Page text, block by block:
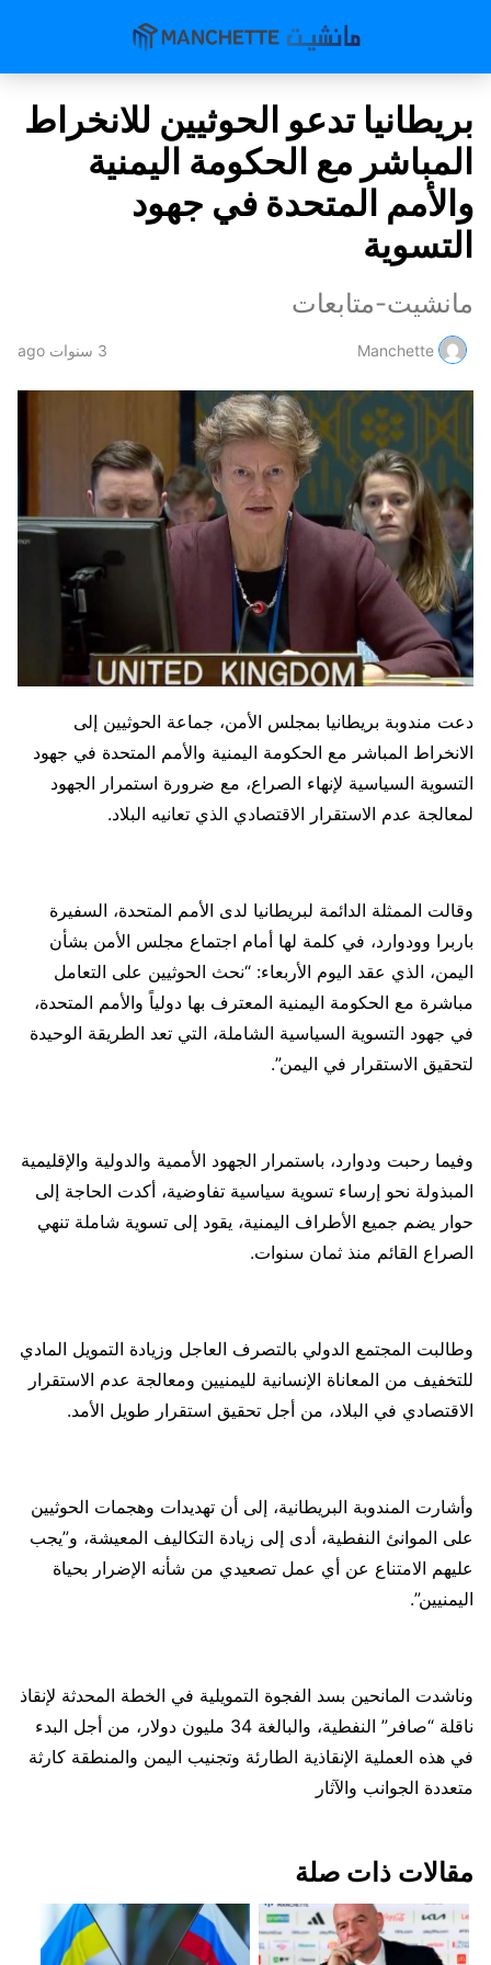
بريطانيا تدعو الحوثيين للانخراط
المباشر مع الحكومة اليمنية
والأمم المتحدة في جهود
التسوية
مانشيت-متابعات
Manchette 3 سنوات ago
دعت مندوبة بريطانيا بمجلس الأمن، جماعة الحوثيين إلى
الانخراط المباشر مع الحكومة اليمنية والأمم المتحدة في جهود
التسوية السياسية لإنهاء الصراع، مع ضرورة استمرار الجهود
لمعالجة عدم الاستقرار الاقتصادي الذي تعانيه البلاد.
وقالت الممثلة الدائمة لبريطانيا لدى الأمم المتحدة، السفيرة
باربرا وودوارد، في كلمة لها أمام اجتماع مجلس الأمن بشأن
اليمن، الذي عقد اليوم الأربعاء: “نحث الحوثيين على التعامل
مباشرة مع الحكومة اليمنية المعترف بها دولياً والأمم المتحدة،
في جهود التسوية السياسية الشاملة، التي تعد الطريقة الوحيدة
لتحقيق الاستقرار في اليمن”.
وفيما رحبت ودوارد، باستمرار الجهود الأممية والدولية والإقليمية
المبذولة نحو إرساء تسوية سياسية تفاوضية، أكدت الحاجة إلى
حوار يضم جميع الأطراف اليمنية، يقود إلى تسوية شاملة تنهي
الصراع القائم منذ ثمان سنوات.
وطالبت المجتمع الدولي بالتصرف العاجل وزيادة التمويل المادي
للتخفيف من المعاناة الإنسانية لليمنيين ومعالجة عدم الاستقرار
الاقتصادي في البلاد، من أجل تحقيق استقرار طويل الأمد.
وأشارت المندوبة البريطانية، إلى أن تهديدات وهجمات الحوثيين
على الموانئ النفطية، أدى إلى زيادة التكاليف المعيشة، و”يجب
عليهم الامتناع عن أي عمل تصعيدي من شأنه الإضرار بحياة
اليمنيين”.
وناشدت المانحين بسد الفجوة التمويلية في الخطة المحدثة لإنقاذ
ناقلة “صافر” النفطية، والبالغة 34 مليون دولار، من أجل البدء
في هذه العملية الإنقاذية الطارئة وتجنيب اليمن والمنطقة كارثة
متعددة الجوانب والآثار
مقالات ذات صلة